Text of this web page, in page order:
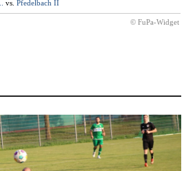
vs. Pfedelbach II
© FuPa-Widget